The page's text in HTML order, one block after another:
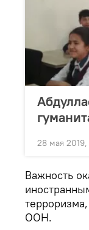
28 мая 2019,
Важность
ООН.